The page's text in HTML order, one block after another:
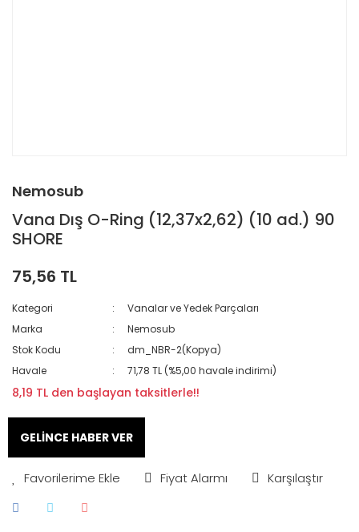
Nemosub
Vana Dış O-Ring (12,37x2,62) (10 ad.) 90
SHORE
75,56 TL
Kategori
Vanalar ve Yedek Parçaları
Marka
Nemosub
Stok Kodu
dm_NBR-2(Kopya)
Havale
71,78 TL (%5,00 havale indirimi)
8,19 TL den başlayan taksitlerle!!
GELİNCE HABER VER
Fiyat Alarmı Karşılaştır